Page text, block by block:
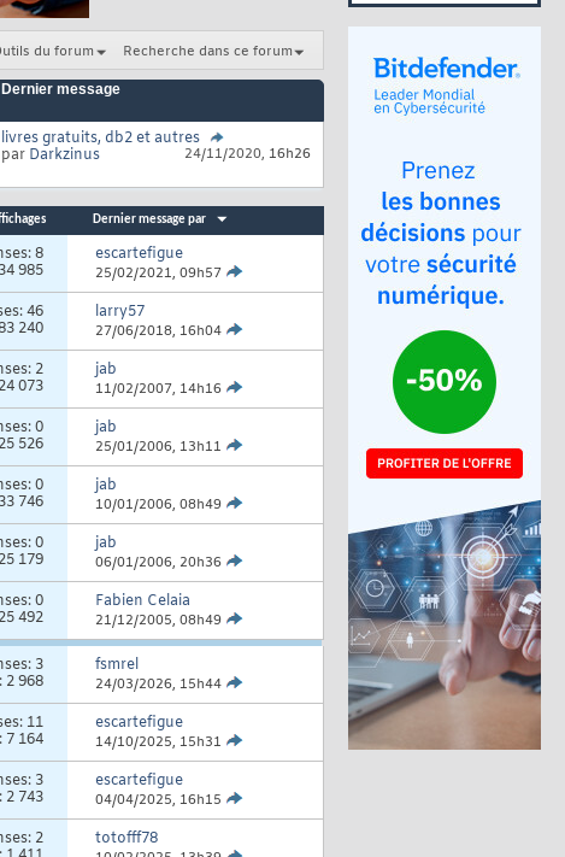
du forum Recherche dans ce forum
Dernier message
livres gratuits, db2 et autres
par Darkzinus 24/11/2020, 16h26
Dernier message par
8
985
escartefigue
25/02/2021, 09h57
46
240
larry57
27/06/2018, 16h04
2
073
jab
11/02/2007, 14h16
0
526
jab
25/01/2006, 13h11
0
746
jab
10/01/2006, 08h49
0
179
jab
06/01/2006, 20h36
0
492
Fabien Celaia
21/12/2005, 08h49
3
2 968
fsmrel
24/03/2026, 15h44
11
7 164
escartefigue
14/10/2025, 15h31
3
2 743
escartefigue
04/04/2025, 16h15
2
totofff78